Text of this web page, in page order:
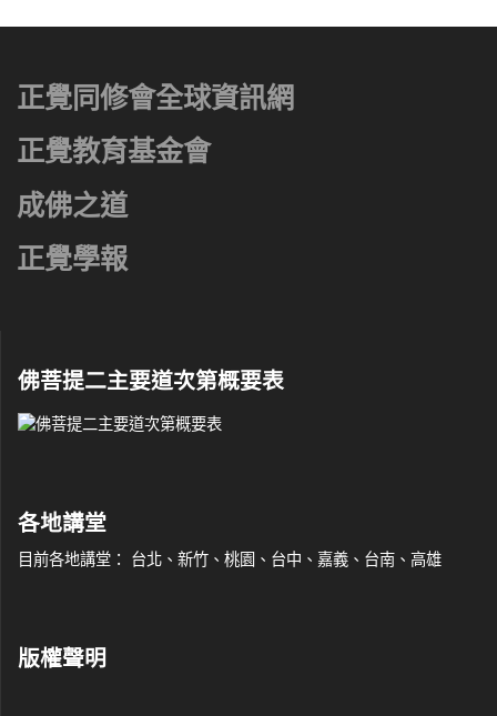
正覺同修會全球資訊網
正覺教育基金會
成佛之道
正覺學報
佛菩提二主要道次第概要表
各地講堂
目前各地講堂： 台北、新竹、桃園、台中、嘉義、台南、高雄
版權聲明